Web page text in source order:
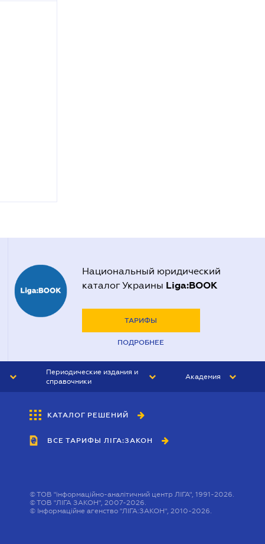
Национальный юридический
каталог Украины Liga:BOOK
ТАРИФЫ
ПОДРОБНЕЕ
Периодические издания и
справочники
БУХГАЛТЕР&ЗАКОН
ВЕСТНИК МСФО
Академия
КАТАЛОГ РЕШЕНИЙ
ВСЕ ТАРИФЫ ЛІГА:ЗАКОН
©ТОВ "інформаційно-аналітичний центр ЛІГА", 1991-2026.
©ТОВ "ЛІГА ЗАКОН", 2007-2026.
© Інформаційне агенство "ЛІГА:ЗАКОН", 2010-2026.